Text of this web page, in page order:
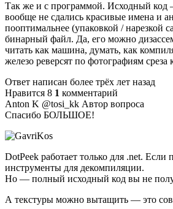
Так же и с программой. Исходный код
вообще не сдались красивые имена и
пооптимальнее (упаковкой / нарезкой
бинарный файл. Да, его можно
читать как машина, думать, как
железо реверсят по фотографиям
Ответ написан более трёх лет назад
Нравится 8 1 комментарий
Anton K @tosi_kk Автор вопроса
Спасибо БОЛЬШОЕ!
DotPeek работает только для .net.
инструменты для декомпиляции.
Но — полный исходный код вы не
А текстуры можно вытащить — это